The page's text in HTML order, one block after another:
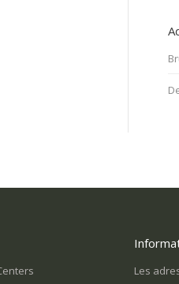
Je suis retraité et je ressens
rendre utile?
Les